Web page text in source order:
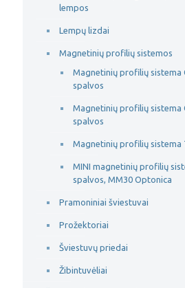
lempos
Lempų lizdai
Magnetinių profilių sistemos
Magnetinių profilių sistema
spalvos
Magnetinių profilių sistema
spalvos
Magnetinių profilių sistema
MINI magnetinių profilių
spalvos, MM30 Optonica
Pramoniniai šviestuvai
Prožektoriai
Šviestuvų priedai
Žibintuvėliai